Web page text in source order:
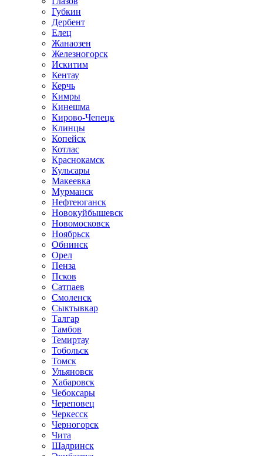
Губкин
Дербент
Елец
Жанаозен
Железногорск
Искитим
Кентау
Керчь
Кимры
Кинешма
Кирово-Чепецк
Клинцы
Копейск
Котлас
Краснокамск
Кульсары
Макеевка
Мурманск
Нефтеюганск
Новокуйбышевск
Новомосковск
Ноябрьск
Обнинск
Орел
Пенза
Псков
Сатпаев
Смоленск
Сыктывкар
Талгар
Тамбов
Темиртау
Тобольск
Томск
Ульяновск
Хабаровск
Чебоксары
Череповец
Черкесск
Черногорск
Чита
Шадринск